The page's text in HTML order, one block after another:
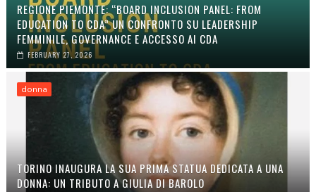
REGIONE PIEMONTE: “BOARD INCLUSION PANEL: FROM
EDUCATION TO CDA” UN CONFRONTO SU LEADERSHIP
FEMMINILE, GOVERNANCE E ACCESSO AI CDA
FEBRUARY 27, 2026
donna
TORINO INAUGURA LA SUA PRIMA STATUA DEDICATA A UNA
DONNA: UN TRIBUTO A GIULIA DI BAROLO